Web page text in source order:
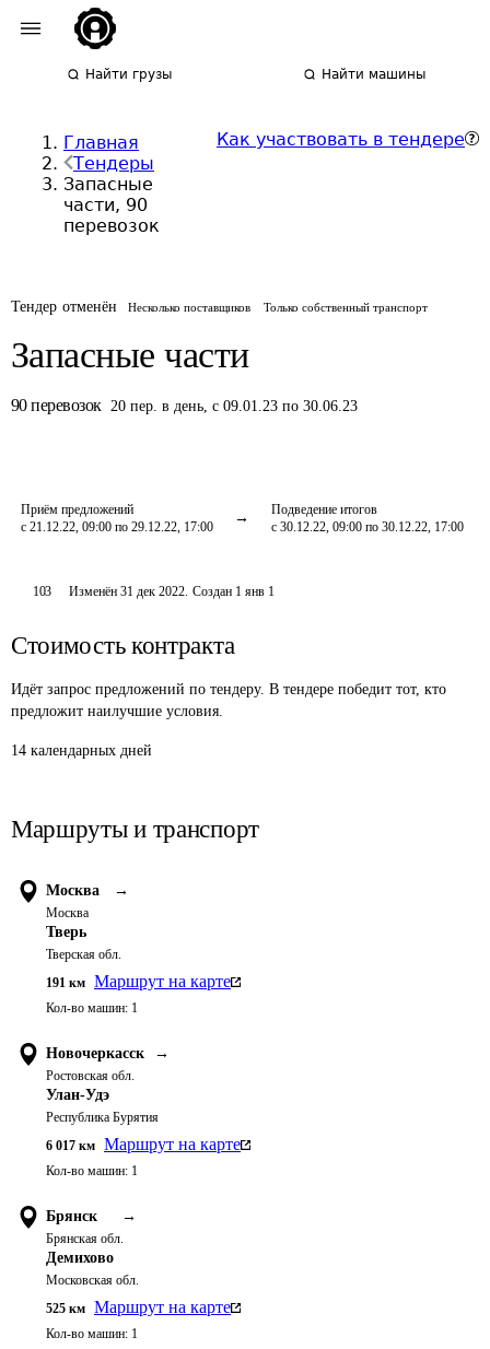
Найти грузы Найти машины
Главная
Тендеры
Запасные
части, 90
перевозок
Как участвовать в тендере
Тендер отменён Несколько поставщиков Только собственный транспорт
Запасные части
90 перевозок 20 пер. в день, с 09.01.23 по 30.06.23
Приём предложений
с 21.12.22, 09:00 по 29.12.22, 17:00
Подведение итогов
с 30.12.22, 09:00 по 30.12.22, 17:00
103 Изменён31 дек 2022. Создан 1 янв 1
Стоимость контракта
Идёт запрос предложений по тендеру. В тендере победит тот, кто
предложит наилучшие условия.
14 календарных дней
Маршруты и транспорт
Москва →
Москва
Тверь
Тверская обл.
191 км Маршрут на карте
Кол-во машин: 1
Новочеркасск →
Ростовская обл.
Улан-Удэ
Республика Бурятия
6 017 км Маршрут на карте
Кол-во машин: 1
Брянск →
Брянская обл.
Демихово
Московская обл.
525 км Маршрут на карте
Кол-во машин: 1